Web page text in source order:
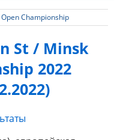
Championship
St / Minsk
2022